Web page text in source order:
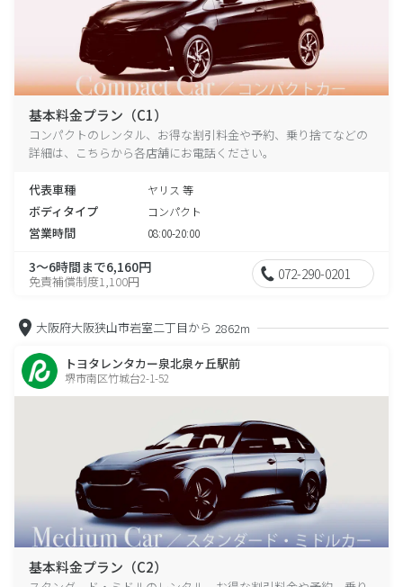
基本料金プラン（C1）
コンパクトのレンタル、お得な割引料金や予約、乗り捨てなどの
詳細は、こちらから各店舗にお電話ください。
代表車種 ヤリス 等
ボディタイプ コンパクト
営業時間 08:00-20:00
3～6時間まで6,160円
免責補償制度1,100円 072-290-0201
大阪府大阪狭山市岩室二丁目から 2862m
トヨタレンタカー泉北泉ヶ丘駅前
堺市南区竹城台2-1-52
基本料金プラン（C2）